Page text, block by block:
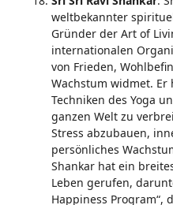
weltbekannter
Gründer der Art of
internationalen
von Frieden,
Wachstum widmet.
Techniken des Yoga
ganzen Welt zu
Stress abzubauen,
persönliches
Shankar hat ein
Leben gerufen,
Happiness Program“,